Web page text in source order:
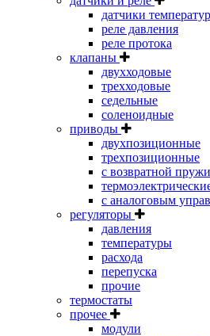
датчики
реле давления
реле протока
клапаны
двухходовые
трехходовые
седельные
соленоидные
приводы
двухпозиционные
трехпозиционные
с возвратной
с аналоговым
регуляторы
давления
температуры
расхода
перепуска
прочие
термостаты
прочее
модули